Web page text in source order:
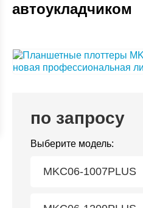
автоукладчиком
по запросу
Выберите модель:
MKC06-1007PLUS